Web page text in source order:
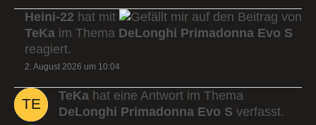
Heini-22 hat mit
auf den Beitrag von
TeKa im Thema DeLonghi Primadonna Evo S
reagiert.
2. August 2026 um 10:04
TeKa hat eine Antwort im Thema
DeLonghi Primadonna Evo S verfasst.